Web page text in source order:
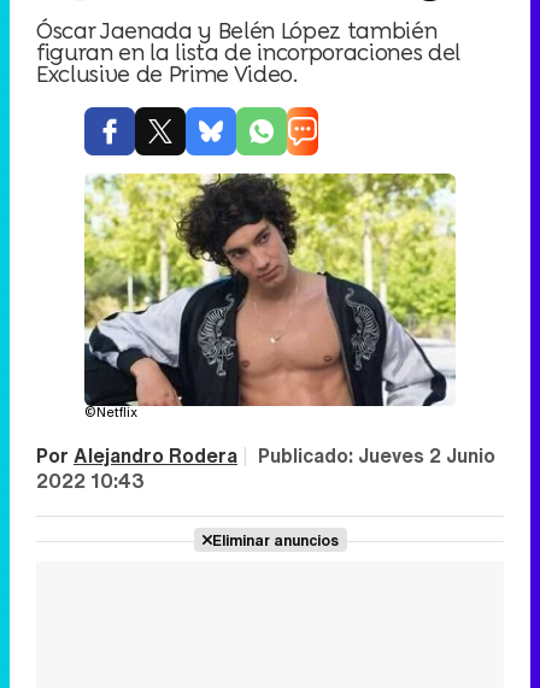
Óscar Jaenada y Belén López también
figuran en la lista de incorporaciones del
Exclusive de Prime Video.
©Netflix
Por Alejandro Rodera | Publicado: Jueves 2 Junio
2022 10:43
Eliminar anuncios